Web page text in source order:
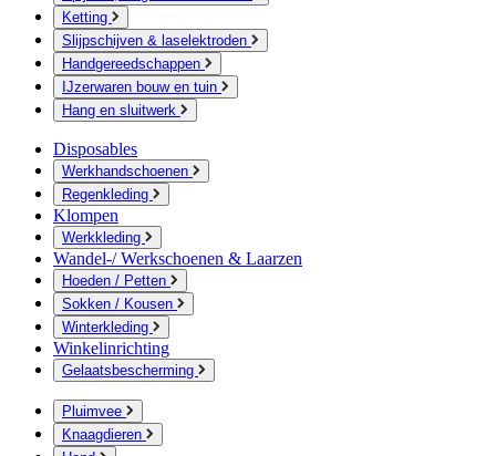
Ketting
Slijpschijven & laselektroden
Handgereedschappen
IJzerwaren bouw en tuin
Hang en sluitwerk
Disposables
Werkhandschoenen
Regenkleding
Klompen
Werkkleding
Wandel-/ Werkschoenen & Laarzen
Hoeden / Petten
Sokken / Kousen
Winterkleding
Winkelinrichting
Gelaatsbescherming
Pluimvee
Knaagdieren